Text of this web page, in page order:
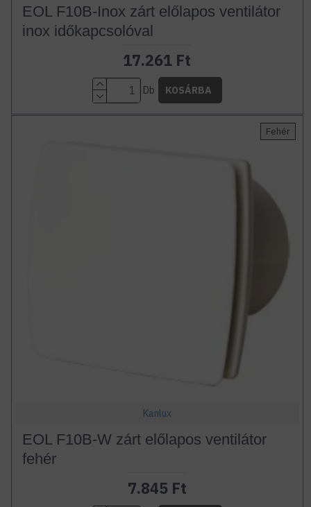
EOL F10B-Inox zárt előlapos ventilátor
inox időkapcsolóval
17.261 Ft
Db KOSÁRBA
Fehér
Kanlux
EOL F10B-W zárt előlapos ventilátor
fehér
7.845 Ft